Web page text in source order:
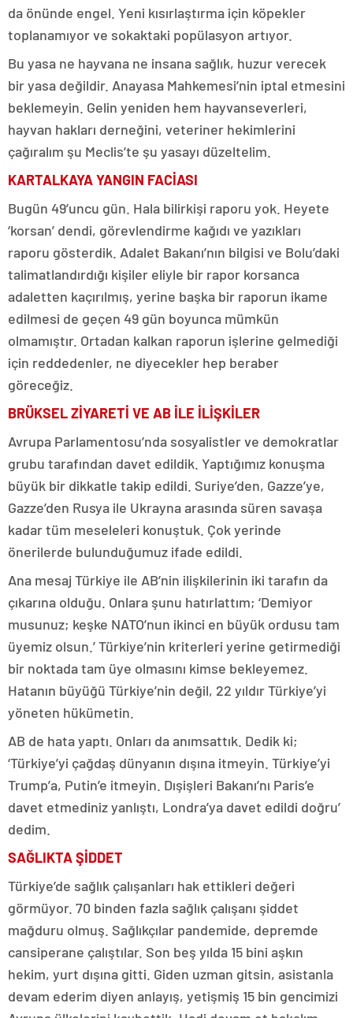
da önünde engel. Yeni kısırlaştırma için köpekler
toplanamıyor ve sokaktaki popülasyon artıyor.
Bu yasa ne hayvana ne insana sağlık, huzur verecek
bir yasa değildir. Anayasa Mahkemesi’nin iptal etmesini
beklemeyin. Gelin yeniden hem hayvanseverleri,
hayvan hakları derneğini, veteriner hekimlerini
çağıralım şu Meclis’te şu yasayı düzeltelim.
KARTALKAYA YANGIN FACİASI
Bugün 49’uncu gün. Hala bilirkişi raporu yok. Heyete
‘korsan’ dendi, görevlendirme kağıdı ve yazıkları
raporu gösterdik. Adalet Bakanı’nın bilgisi ve Bolu’daki
talimatlandırdığı kişiler eliyle bir rapor korsanca
adaletten kaçırılmış, yerine başka bir raporun ikame
edilmesi de geçen 49 gün boyunca mümkün
olmamıştır. Ortadan kalkan raporun işlerine gelmediği
için reddedenler, ne diyecekler hep beraber
göreceğiz.
BRÜKSEL ZİYARETİ VE AB İLE İLİŞKİLER
Avrupa Parlamentosu’nda sosyalistler ve demokratlar
grubu tarafından davet edildik. Yaptığımız konuşma
büyük bir dikkatle takip edildi. Suriye’den, Gazze’ye,
Gazze’den Rusya ile Ukrayna arasında süren savaşa
kadar tüm meseleleri konuştuk. Çok yerinde
önerilerde bulunduğumuz ifade edildi.
Ana mesaj Türkiye ile AB’nin ilişkilerinin iki tarafın da
çıkarına olduğu. Onlara şunu hatırlattım; ‘Demiyor
musunuz; keşke NATO’nun ikinci en büyük ordusu tam
üyemiz olsun.’ Türkiye’nin kriterleri yerine getirmediği
bir noktada tam üye olmasını kimse bekleyemez.
Hatanın büyüğü Türkiye’nin değil, 22 yıldır Türkiye’yi
yöneten hükümetin.
AB de hata yaptı. Onları da anımsattık. Dedik ki;
‘Türkiye’yi çağdaş dünyanın dışına itmeyin. Türkiye’yi
Trump’a, Putin’e itmeyin. Dışişleri Bakanı’nı Paris’e
davet etmediniz yanlıştı, Londra’ya davet edildi doğru’
dedim.
SAĞLIKTA ŞİDDET
Türkiye’de sağlık çalışanları hak ettikleri değeri
görmüyor. 70 binden fazla sağlık çalışanı şiddet
mağduru olmuş. Sağlıkçılar pandemide, depremde
cansiperane çalıştılar. Son beş yılda 15 bini aşkın
hekim, yurt dışına gitti. Giden uzman gitsin, asistanla
devam ederim diyen anlayış, yetişmiş 15 bin gencimizi